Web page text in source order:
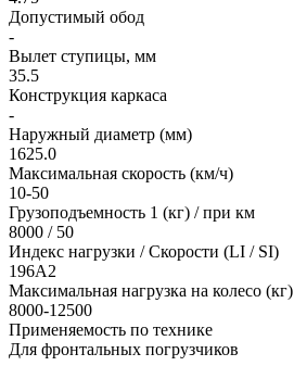
Допустимый обод
-
Вылет ступицы, мм
35.5
Конструкция каркаса
-
Наружный диаметр (мм)
1625.0
Максимальная скорость (км/ч)
10-50
Грузоподъемность 1 (кг) / при км
8000 / 50
Индекс нагрузки / Скорости (LI / SI)
196A2
Максимальная нагрузка на колесо (кг)
8000-12500
Применяемость по технике
Для фронтальных погрузчиков